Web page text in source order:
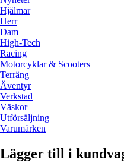
Hjälmar
Herr
Dam
High-Tech
Racing
Motorcyklar & Scooters
Terräng
Äventyr
Verkstad
Väskor
Utförsäljning
Varumärken
Lägger till i